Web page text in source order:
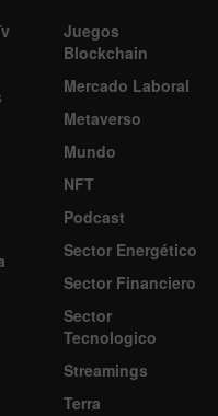
Juegos
Blockchain
Mercado Laboral
Metaverso
Mundo
NFT
Podcast
Sector Energético
Sector Financiero
Sector
Tecnologico
Streamings
Terra